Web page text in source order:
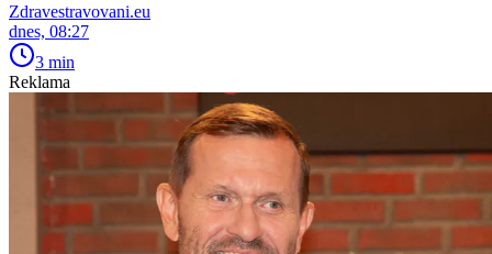
Zdravestravovani.eu
dnes, 08:27
3 min
Reklama